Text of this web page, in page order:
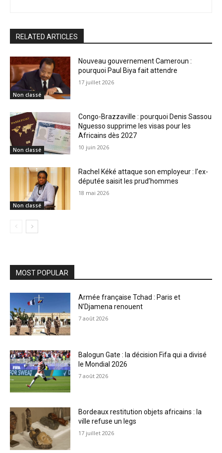
RELATED ARTICLES
Non classé
Nouveau gouvernement Cameroun :
pourquoi Paul Biya fait attendre
17 juillet 2026
Non classé
Congo-Brazzaville : pourquoi Denis Sassou
Nguesso supprime les visas pour les
Africains dès 2027
10 juin 2026
Non classé
Rachel Kéké attaque son employeur : l’ex-
députée saisit les prud’hommes
18 mai 2026
MOST POPULAR
Armée française Tchad : Paris et
N’Djamena renouent
7 août 2026
Balogun Gate : la décision Fifa qui a divisé
le Mondial 2026
7 août 2026
Bordeaux restitution objets africains : la
ville refuse un legs
17 juillet 2026